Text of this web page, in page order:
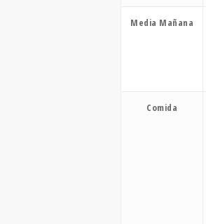
Media Mañana
Comida